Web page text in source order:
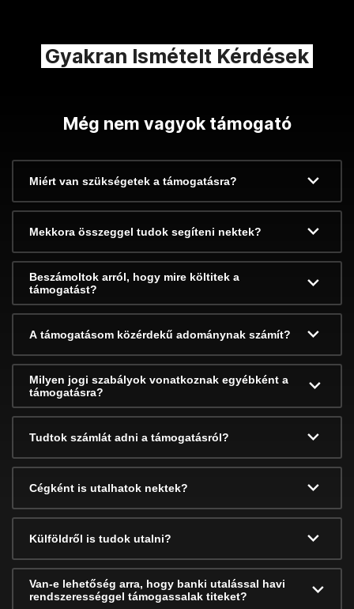
Gyakran Ismételt Kérdések
Még nem vagyok támogató
Miért van szükségetek a támogatásra?
Mekkora összeggel tudok segíteni nektek?
Beszámoltok arról, hogy mire költitek a
támogatást?
A támogatásom közérdekű adománynak számít?
Milyen jogi szabályok vonatkoznak egyébként a
támogatásra?
Tudtok számlát adni a támogatásról?
Cégként is utalhatok nektek?
Külföldről is tudok utalni?
Van-e lehetőség arra, hogy banki utalással havi
rendszerességgel támogassalak titeket?